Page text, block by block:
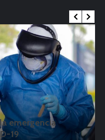
emergencia
19